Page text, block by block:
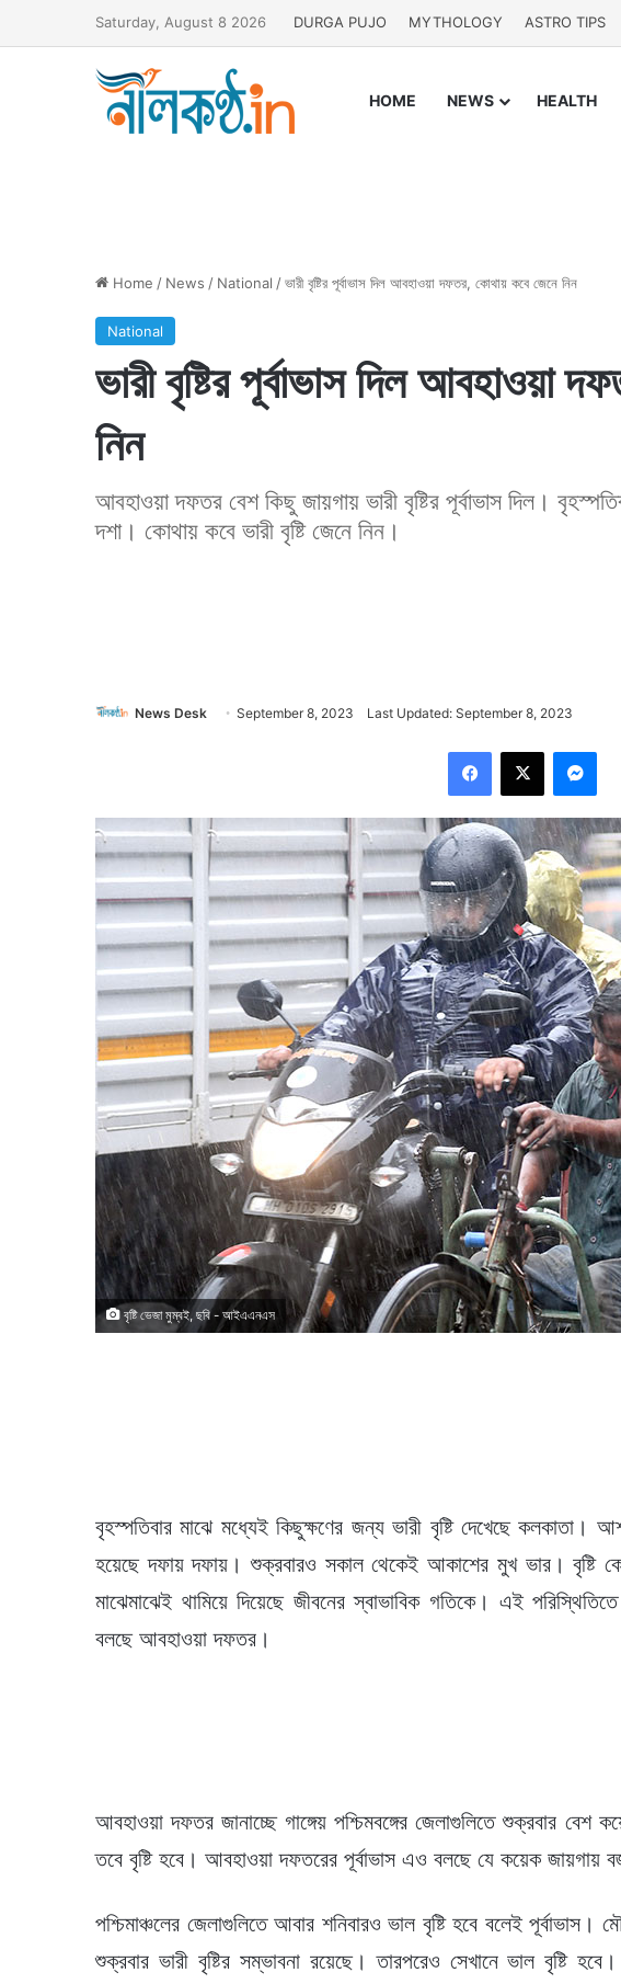
Saturday, August 8 2026 DURGA PUJO MYTHOLOGY ASTRO TIPS
HOME NEWS HEALTH
Home / News / National /ভারী বৃষ্টির পূর্বাভাস দিল আবহাওয়া দফতর, কোথায় কবে জেনে নিন
National
ভারী বৃষ্টির পূর্বাভাস দিল আবহাওয়া
নিন
আবহাওয়া দফতর বেশ কিছু জায়গায় ভারী বৃষ্টির পূর্বাভাস দিল।
দশা। কোথায় কবে ভারী বৃষ্টি জেনে নিন।
News Desk September 8, 2023 Last Updated: September 8, 2023
বৃষ্টি ভেজা মুম্বই, ছবি - আইএএনএস
বৃহস্পতিবার মাঝে মধ্যেই কিছুক্ষণের জন্য ভারী বৃষ্টি দেখেছে কলকাতা।
হয়েছে দফায় দফায়। শুক্রবারও সকাল থেকেই আকাশের মুখ ভার। বৃষ্টি
মাঝেমাঝেই থামিয়ে দিয়েছে জীবনের স্বাভাবিক গতিকে। এই
বলছে আবহাওয়া দফতর।
আবহাওয়া দফতর জানাচ্ছে গাঙ্গেয় পশ্চিমবঙ্গের জেলাগুলিতে শুক্রবার বেশ
তবে বৃষ্টি হবে। আবহাওয়া দফতরের পূর্বাভাস এও বলছে যে কয়েক জায়গায়
পশ্চিমাঞ্চলের জেলাগুলিতে আবার শনিবারও ভাল বৃষ্টি হবে বলেই
শুক্রবার ভারী বৃষ্টির সম্ভাবনা রয়েছে। তারপরেও সেখানে ভাল বৃষ্টি